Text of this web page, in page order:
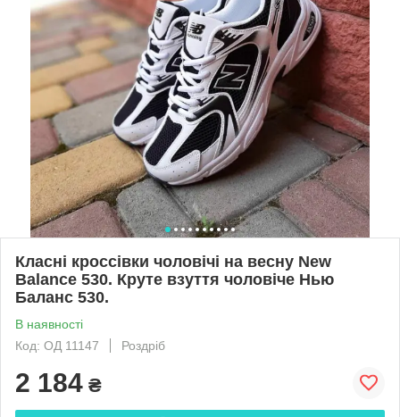
Класні кроссівки чоловічі на весну New
Balance 530. Круте взуття чоловіче Нью
Баланс 530.
В наявності
Код: ОД 11147
Роздріб
2 184 ₴